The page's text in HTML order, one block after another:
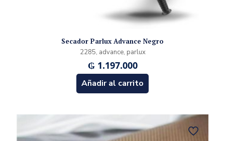
Secador Parlux Advance Negro
2285, advance, parlux
₲1.197.000
Añadir al carrito